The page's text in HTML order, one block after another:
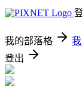
我的部落格
登出